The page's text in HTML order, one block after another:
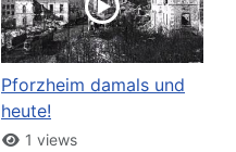
Pforzheim damals und
heute!
1 views